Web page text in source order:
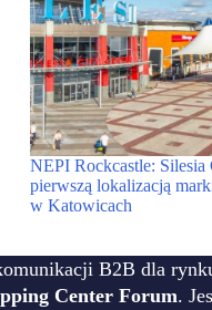
NEPI Rockcastle: Silesia
pierwszą lokalizacją
w Katowicach
B2B dla
Center Forum.